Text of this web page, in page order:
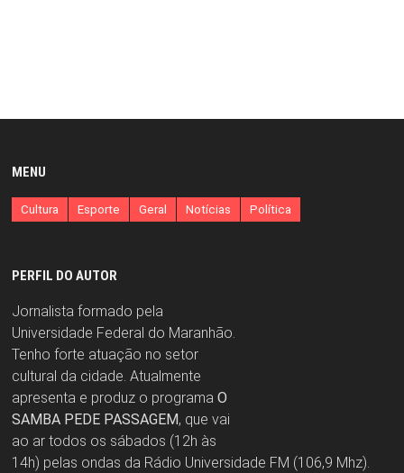
MENU
Cultura Esporte Geral Notícias Política
PERFIL DO AUTOR
Jornalista formado pela
Universidade Federal do Maranhão.
Tenho forte atuação no setor
cultural da cidade. Atualmente
apresenta e produz o programa O
SAMBA PEDE PASSAGEM, que vai
ao ar todos os sábados (12h às
14h) pelas ondas da Rádio Universidade FM (106,9 Mhz).